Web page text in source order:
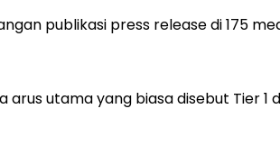
publikasi press release di 175
arus utama yang biasa disebut Tier 1